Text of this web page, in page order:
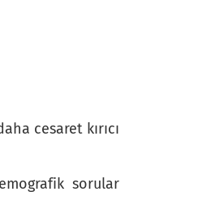
cesaret kırıcı
sorular